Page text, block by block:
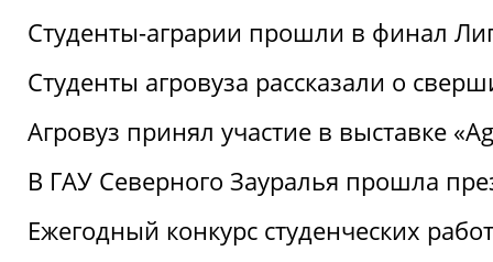
Студенты-аграрии прошли в финал
Студенты агровуза рассказали о
Агровуз принял участие в выставке
В ГАУ Северного Зауралья прошла
Ежегодный конкурс студенческих